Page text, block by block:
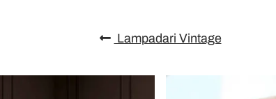
Lampadari Vintage